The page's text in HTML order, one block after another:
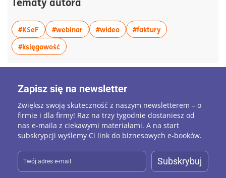
#KSeFwięcej artykułów z tagiem:#KSeF
#webinarwięcej artykułów z tagiem:#webinar
#wideowięcej artykułów z
#fakturywięcej artykułów z
#księgowośćwięcej artykułów z tagiem:#księgowość
Zapisz się na newsletter
Zwiększ swoją skuteczność z naszym newsletterem – o
firmie i dla firmy! Raz na trzy tygodnie dostaniesz od
nas e-maila z ciekawymi materiałami. A na start
subskrypcji wyślemy Ci link do biznesowych e-booków.
Subskrybuj